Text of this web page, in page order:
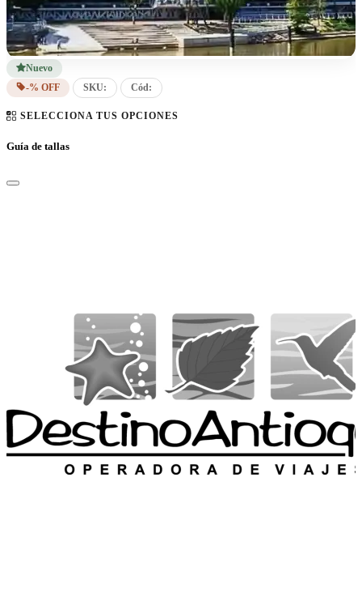
Nuevo
-% OFF
SKU: Cód:
SELECCIONA TUS OPCIONES
Guía de tallas